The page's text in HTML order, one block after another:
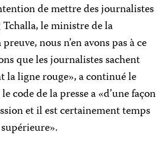
de mettre des journalistes
le ministre de la
nous n’en avons pas à ce
que les journalistes sachent
la ligne rouge», a continué le
code de la presse a «d’une façon
et il est certainement temps